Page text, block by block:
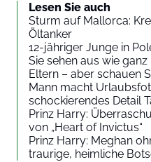
Lesen Sie auch
Sturm auf Mallorca:
Öltanker
12-jähriger Junge in
Sie sehen aus wie
Eltern – aber schauen
Mann macht
schockierendes Detail
Prinz Harry:
von „Heart of Invictus“
Prinz Harry: Meghan
traurige, heimliche